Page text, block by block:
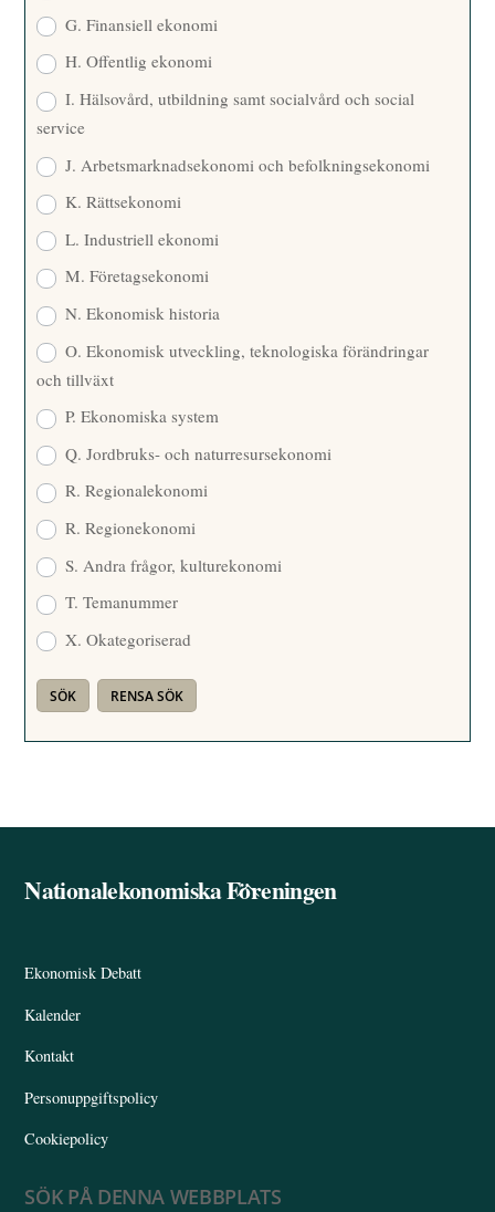
G. Finansiell ekonomi
H. Offentlig ekonomi
I. Hälsovård, utbildning samt socialvård och social
service
J. Arbetsmarknadsekonomi och befolkningsekonomi
K. Rättsekonomi
L. Industriell ekonomi
M. Företagsekonomi
N. Ekonomisk historia
O. Ekonomisk utveckling, teknologiska förändringar
och tillväxt
P. Ekonomiska system
Q. Jordbruks- och naturresursekonomi
R. Regionalekonomi
R. Regionekonomi
S. Andra frågor, kulturekonomi
T. Temanummer
X. Okategoriserad
Back
Nationalekonomiska Föreningen
Ekonomisk Debatt
Kalender
Kontakt
Personuppgiftspolicy
Cookiepolicy
SÖK PÅ DENNA WEBBPLATS